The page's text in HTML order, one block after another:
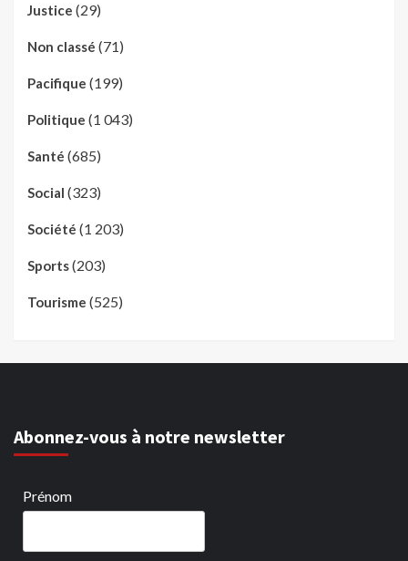
Justice (29)
Non classé (71)
Pacifique (199)
Politique (1 043)
Santé (685)
Social (323)
Société (1 203)
Sports(203)
Tourisme (525)
Abonnez-vous à notre newsletter
Prénom